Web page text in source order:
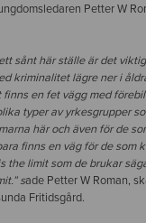
Petter W
sånt här ställe är det
kriminalitet lägre ner i
en fet vägg med
typer av yrkesgrupper
här och även för de
finns en väg för de som
the limit som de brukar
sade Petter W Roman,
Fritidsgård.